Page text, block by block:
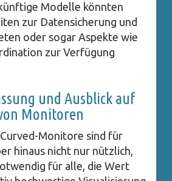
Modelle könnten
zur Datensicherung und
oder sogar Aspekte wie
zur Verfügung
und Ausblick auf
Monitoren
Monitore sind für
hinaus nicht nur nützlich,
für alle, die Wert